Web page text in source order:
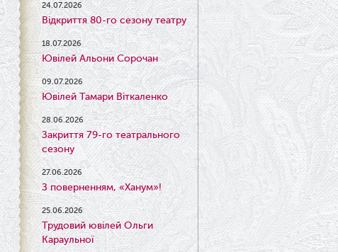
24.07.2026
Відкриття 80-го сезону театру
18.07.2026
Ювілей Альони Сорочан
09.07.2026
Ювілей Тамари Віткаленко
28.06.2026
Закриття 79-го театрального
сезону
27.06.2026
З поверненням, «Ханум»!
25.06.2026
Трудовий ювілей Ольги
Караульної